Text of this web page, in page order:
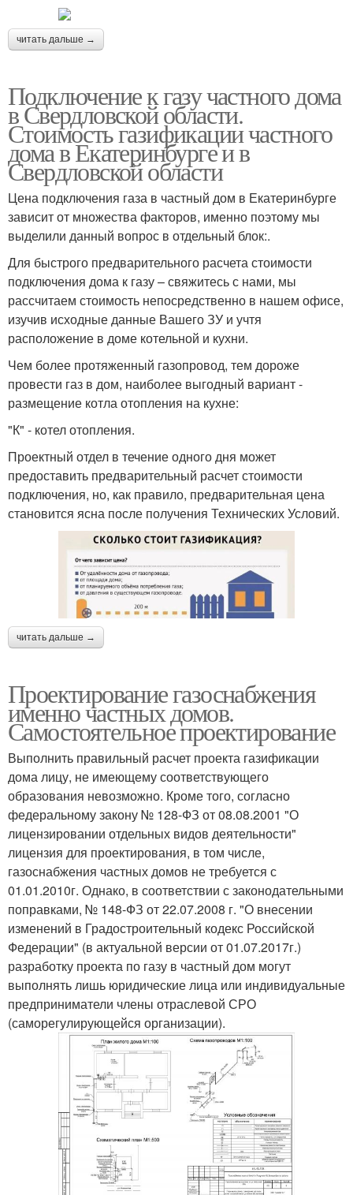
читать дальше →
Подключение к газу частного дома
в Свердловской области.
Стоимость газификации частного
дома в Екатеринбурге и в
Свердловской области
Цена подключения газа в частный дом в Екатеринбурге
зависит от множества факторов, именно поэтому мы
выделили данный вопрос в отдельный блок:.
Для быстрого предварительного расчета стоимости
подключения дома к газу – свяжитесь с нами, мы
рассчитаем стоимость непосредственно в нашем офисе,
изучив исходные данные Вашего ЗУ и учтя
расположение в доме котельной и кухни.
Чем более протяженный газопровод, тем дороже
провести газ в дом, наиболее выгодный вариант -
размещение котла отопления на кухне:
"К" - котел отопления.
Проектный отдел в течение одного дня может
предоставить предварительный расчет стоимости
подключения, но, как правило, предварительная цена
становится ясна после получения Технических Условий.
читать дальше →
Проектирование газоснабжения
именно частных домов.
Самостоятельное проектирование
Выполнить правильный расчет проекта газификации
дома лицу, не имеющему соответствующего
образования невозможно. Кроме того, согласно
федеральному закону № 128-ФЗ от 08.08.2001 "О
лицензировании отдельных видов деятельности"
лицензия для проектирования, в том числе,
газоснабжения частных домов не требуется с
01.01.2010г. Однако, в соответствии с законодательными
поправками, № 148-ФЗ от 22.07.2008 г. "О внесении
изменений в Градостроительный кодекс Российской
Федерации" (в актуальной версии от 01.07.2017г.)
разработку проекта по газу в частный дом могут
выполнять лишь юридические лица или индивидуальные
предприниматели члены отраслевой СРО
(саморегулирующейся организации).